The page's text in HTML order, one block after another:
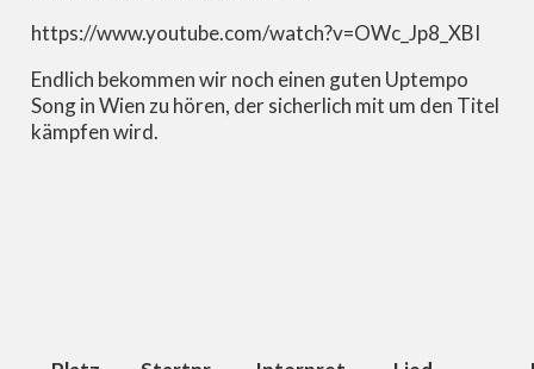
https://www.youtube.com/watch?v=OWc_Jp8_XBI
Endlich bekommen wir noch einen guten Uptempo
Song in Wien zu hören, der sicherlich mit um den Titel
kämpfen wird.